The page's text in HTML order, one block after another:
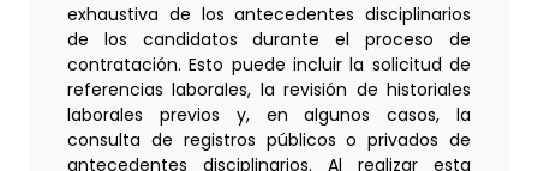
exhaustiva de los antecedentes disciplinarios
de los candidatos durante el proceso de
contratación. Esto puede incluir la solicitud de
referencias laborales, la revisión de historiales
laborales previos y, en algunos casos, la
consulta de registros públicos o privados de
antecedentes disciplinarios. Al realizar esta